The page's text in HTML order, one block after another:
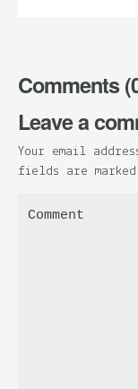
Comments
Leave a
Your email
fields are marked